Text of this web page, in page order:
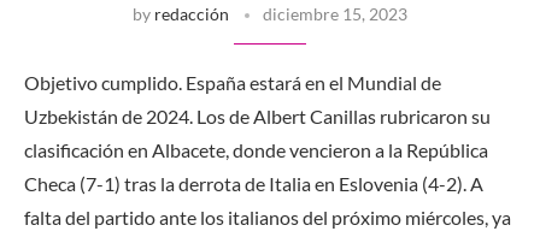
by redacción diciembre 15, 2023
Objetivo cumplido. España estará en el Mundial de
Uzbekistán de 2024. Los de Albert Canillas rubricaron su
clasificación en Albacete, donde vencieron a la República
Checa (7-1) tras la derrota de Italia en Eslovenia (4-2). A
falta del partido ante los italianos del próximo miércoles, ya